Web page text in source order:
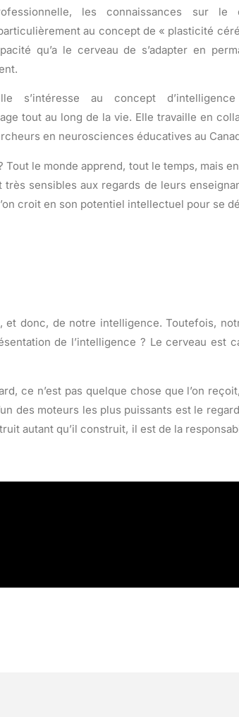
les connaissances sur le
au concept de « plasticité
qu’a le cerveau de s’adapter en
s’intéresse au concept
tout au long de la vie. Elle travaille en
en neurosciences éducatives au
Tout le monde apprend, tout le temps, mais
très sensibles aux regards de leurs
croit en son potentiel intellectuel pour se
et donc, de notre intelligence. Toutefois,
de l’intelligence ? Le cerveau est
ce n’est pas quelque chose que l’on
des moteurs les plus puissants est le
autant qu’il construit, il est de la